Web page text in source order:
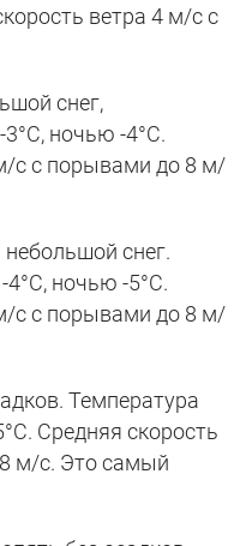
ветра 4 м/с с
снег,
ночью -4°С.
с с порывами до 8 м/
небольшой снег.
4°С, ночью -5°С.
с с порывами до 8 м/
Температура
Средняя скорость
м/с. Это самый